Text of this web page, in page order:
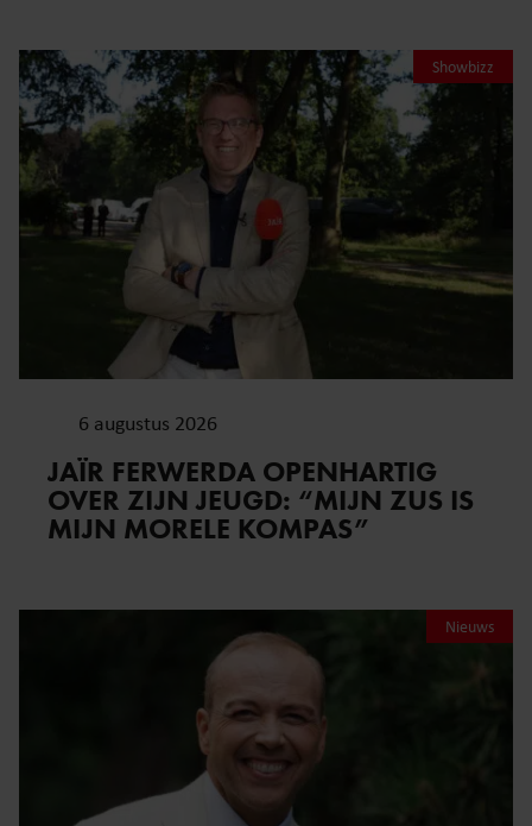
Showbizz
6 augustus 2026
JAÏR FERWERDA OPENHARTIG
OVER ZIJN JEUGD: “MIJN ZUS IS
MIJN MORELE KOMPAS”
Nieuws